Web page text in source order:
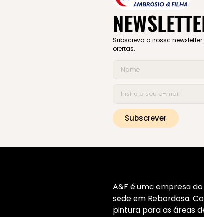
Subscreva a nossa
ofertas.
Subscrever
A&F é uma empresa
sede em Rebordosa.
pintura para as áreas